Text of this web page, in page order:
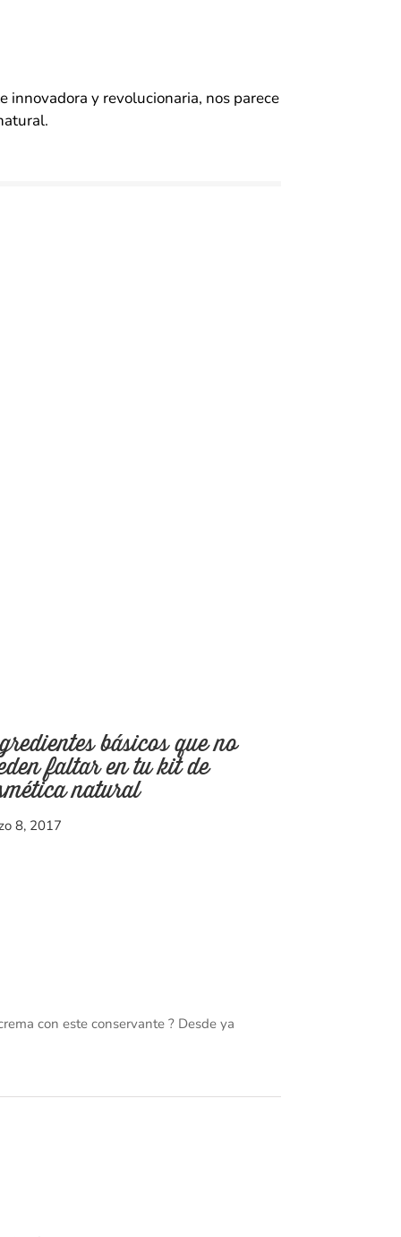
y revolucionaria, nos parece
básicos que no
faltar en tu kit de
natural
8, 2017
con este conservante ? Desde ya